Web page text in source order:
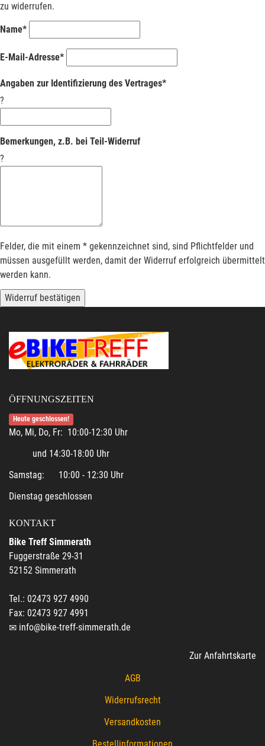
zu widerrufen.
Name*
E-Mail-Adresse*
Angaben zur Identifizierung des Vertrages*
?
Bemerkungen, z.B. bei Teil-Widerruf
?
Felder, die mit einem * gekennzeichnet sind, sind Pflichtfelder und
müssen ausgefüllt werden, damit der Widerruf erfolgreich übermittelt
werden kann.
Widerruf bestätigen
ÖFFNUNGSZEITEN
Heute geschlossen!
Mo, Mi, Do, Fr: 10:00-12:30 Uhr
und 14:30-18:00 Uhr
Samstag: 10:00 - 12:30 Uhr
Dienstag geschlossen
KONTAKT
Bike Treff Simmerath
Fuggerstraße 29-31
52152 Simmerath
Tel.: 02473 927 4990
Fax: 02473 927 4991
info@bike-treff-simmerath.de
Zur Anfahrtskarte
AGB
Widerrufsrecht
Versandkosten